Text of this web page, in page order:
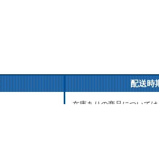
配送時
在庫ありの商品について